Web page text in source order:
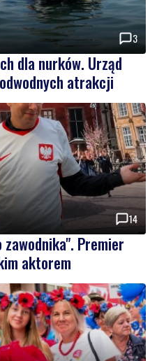
dla nurków. Urząd
atrakcji
14
zawodnika". Premier
aktorem
1